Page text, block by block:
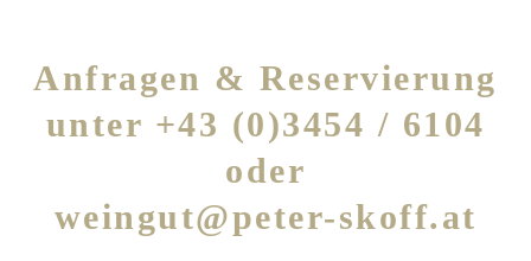
Anfragen & Reservierung
unter +43 (0)3454 / 6104
oder
weingut@peter-skoff.at